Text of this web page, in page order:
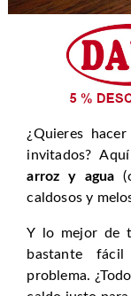
¿Quieres
invitados?
arroz y agua
caldosos y
Y lo mejor de
bastante
problema.